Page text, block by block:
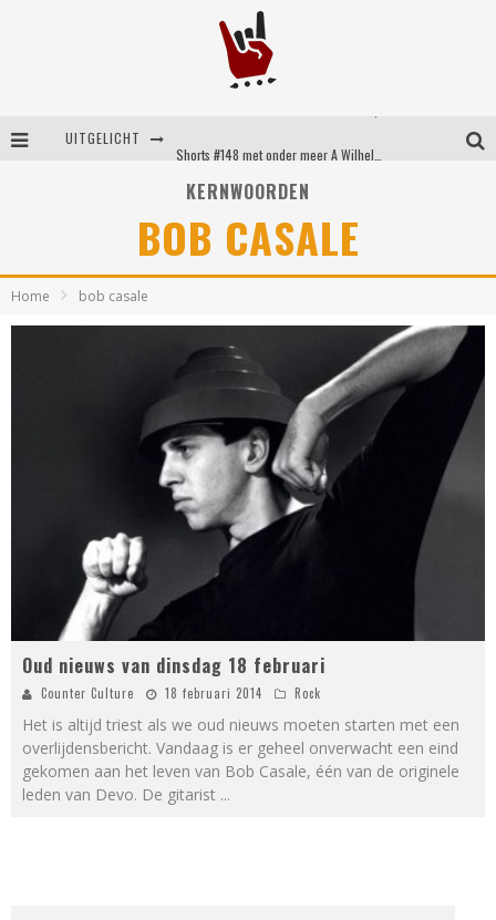
UITGELICHT
KERNWOORDEN
BOB CASALE
Home bob casale
Oud nieuws van dinsdag 18 februari
Counter Culture 18 februari 2014 Rock
Het is altijd triest als we oud nieuws moeten starten met een
overlijdensbericht. Vandaag is er geheel onverwacht een eind
gekomen aan het leven van Bob Casale, één van de originele
leden van Devo. De gitarist ...